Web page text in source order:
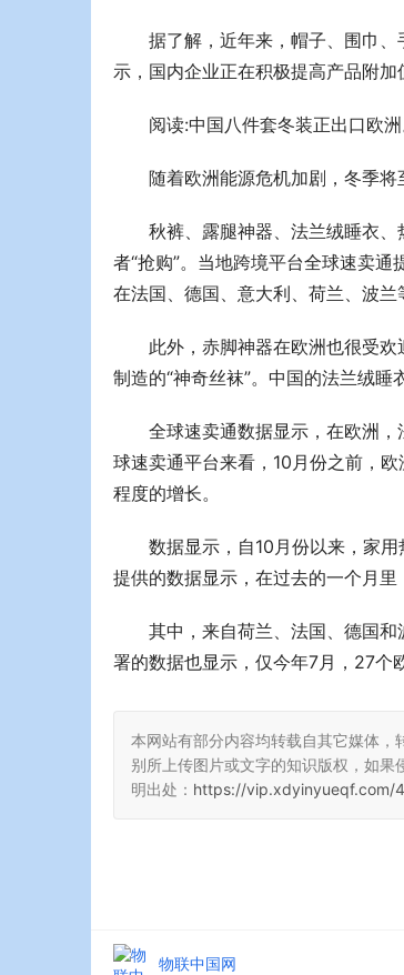
据了解，近年来，帽子、围巾
示，国内企业正在积极提高产品附加
阅读:中国八件套冬装正出口欧洲
随着欧洲能源危机加剧，冬季将
秋裤、露腿神器、法兰绒睡衣
者“抢购”。当地跨境平台全球速卖
在法国、德国、意大利、荷兰、波
此外，赤脚神器在欧洲也很受
制造的“神奇丝袜”。中国的法兰绒睡
全球速卖通数据显示，在欧洲
球速卖通平台来看，10月份之前，
程度的增长。
数据显示，自10月份以来，家
提供的数据显示，在过去的一个月里
其中，来自荷兰、法国、德国
署的数据也显示，仅今年7月，27个
本网站有部分内容均转载自其它媒体
别所上传图片或文字的知识版权，如
明出处： https://vip.xdyinyueqf.com/
物联中国网